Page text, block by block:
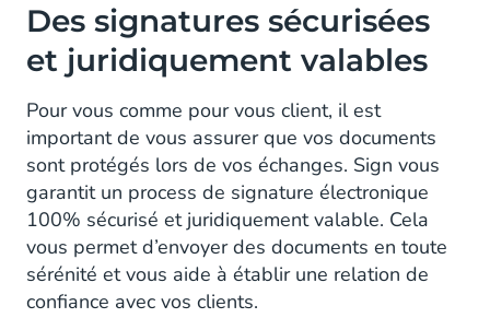
Des signatures sécurisées
et juridiquement valables
Pour vous comme pour vous client, il est
important de vous assurer que vos documents
sont protégés lors de vos échanges. Sign vous
garantit un process de signature électronique
100% sécurisé et juridiquement valable. Cela
vous permet d’envoyer des documents en toute
sérénité et vous aide à établir une relation de
confiance avec vos clients.